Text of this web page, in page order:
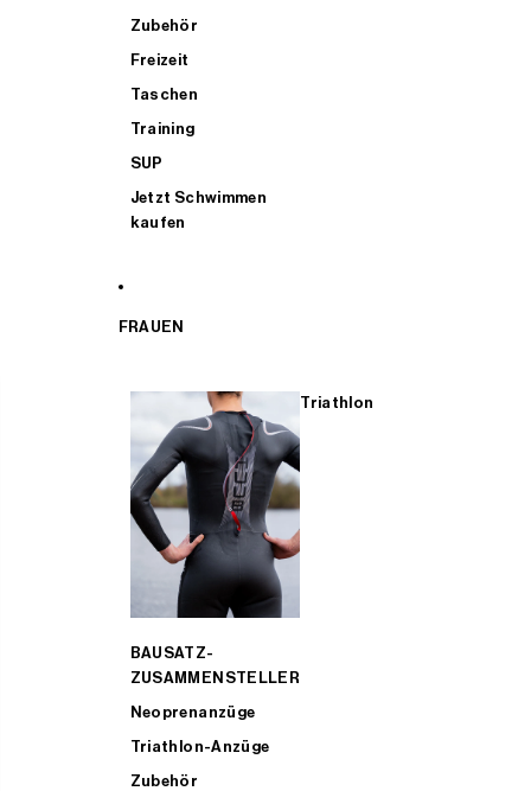
Zubehör
Freizeit
Taschen
Training
SUP
Jetzt Schwimmen
kaufen
FRAUEN
Triathlon
BAUSATZ-
ZUSAMMENSTELLER
Neoprenanzüge
Triathlon-Anzüge
Zubehör